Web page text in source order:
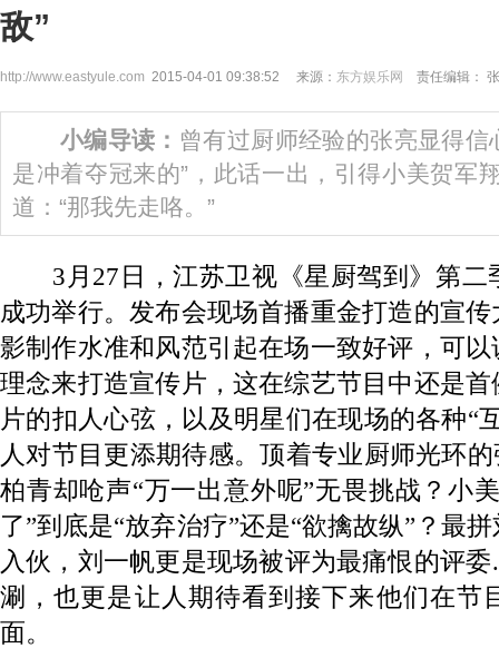
敌”
http://www.eastyule.com 2015-04-01 09:38:52 来源： 东方娱乐网 责任编辑：
小编导读： 曾有过厨师经验的张亮显得信
是冲着夺冠来的”，此话一出，引得小美贺军
道：“那我先走咯。”
3月27日，江苏卫视《星厨驾到》第二
成功举行。发布会现场首播重金打造的宣
影制作水准和风范引起在场一致好评，可
理念来打造宣传片，这在综艺节目中还是
片的扣人心弦，以及明星们在现场的各种“
人对节目更添期待感。顶着专业厨师光环
柏青却呛声“万一出意外呢”无畏挑战？小
了”到底是“放弃治疗”还是“欲擒故纵”？最
入伙，刘一帆更是现场被评为最痛恨的评
涮，也更是让人期待看到接下来他们在节
面。